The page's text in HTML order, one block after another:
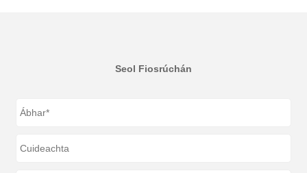
Seol Fiosrúchán